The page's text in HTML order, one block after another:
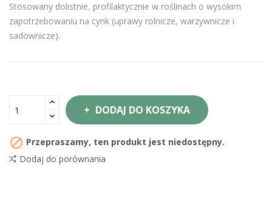
Stosowany dolistnie, profilaktycznie w roślinach o wysokim
zapotrzebowaniu na cynk (uprawy rolnicze, warzywnicze i
sadownicze).
DODAJ DO KOSZYKA
 Przepraszamy, ten produkt jest niedostępny.
Dodaj do porównania